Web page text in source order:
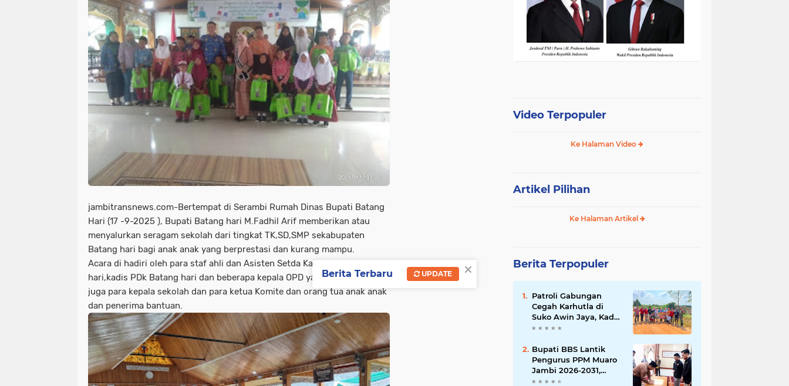
jambitransnews.com-Bertempat di Serambi Rumah Dinas Bupati Batang
Hari (17 -9-2025 ), Bupati Batang hari M.Fadhil Arif memberikan atau
menyalurkan seragam sekolah dari tingkat TK,SD,SMP sekabupaten
Batang hari bagi anak anak yang berprestasi dan kurang mampu.
Acara di hadiri oleh para staf ahli dan Asisten Setda Kabupaten Batang
hari,kadis PDk Batang hari dan beberapa kepala OPD yang terkait,dan
juga para kepala sekolah dan para ketua Komite dan orang tua anak anak
dan penerima bantuan.
Video Terpopuler
Ke Halaman Video
Artikel Pilihan
Ke Halaman Artikel
Berita Terpopuler
Patroli Gabungan
Cegah Karhutla di
Suko Awin Jaya, Kades
Idawati Gandeng PT
Bupati BBS Lantik
Pengurus PPM Muaro
Jambi 2026-2031,
Dorong Pemuda Jadi
×
Berita Terbaru UPDATE